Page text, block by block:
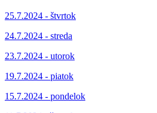
25.7.2024 - štvrtok
24.7.2024 - streda
23.7.2024 - utorok
19.7.2024 - piatok
15.7.2024 - pondelok